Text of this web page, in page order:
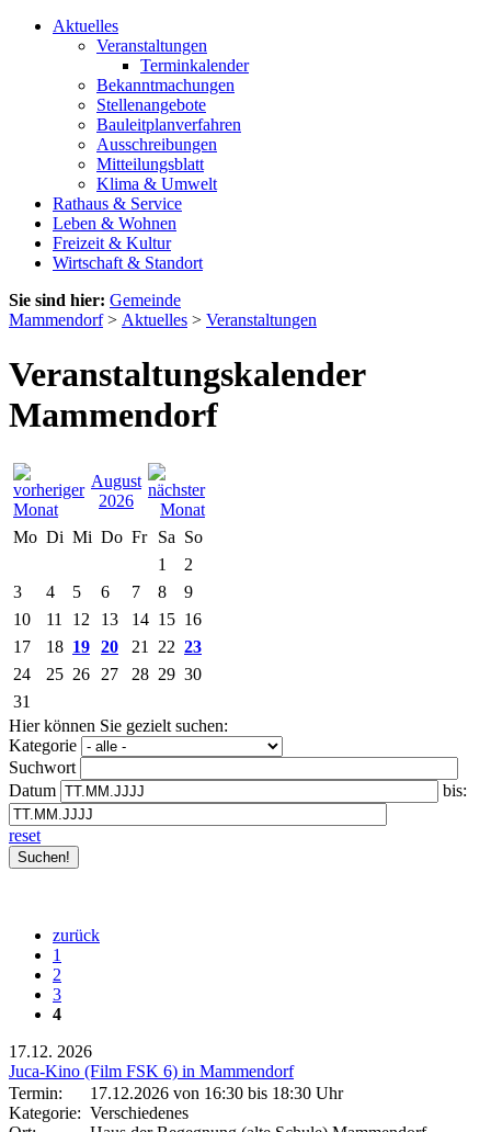
Aktuelles
Veranstaltungen
Terminkalender
Bekanntmachungen
Stellenangebote
Bauleitplanverfahren
Ausschreibungen
Mitteilungsblatt
Klima & Umwelt
Rathaus & Service
Leben & Wohnen
Freizeit & Kultur
Wirtschaft & Standort
Sie sind hier: Gemeinde
Mammendorf> Aktuelles > Veranstaltungen
Veranstaltungskalender
Mammendorf
August
2026
Mo Di Mi Do Fr Sa So
1
2
3
4 5 6 7 8
9
10
11 12 13 14 15 16
17
18 19 20 21 22 23
24
25 26 27 28 29 30
31
Hier können Sie gezielt suchen:
Kategorie
Suchwort
Datum
bis:
reset
zurück
1
2
3
4
17.12. 2026
Juca-Kino (Film FSK 6) in Mammendorf
Termin:
17.12.2026 von 16:30 bis 18:30 Uhr
Kategorie: Verschiedenes